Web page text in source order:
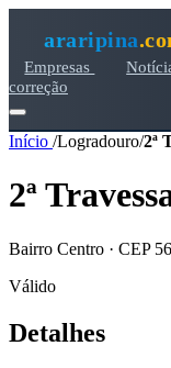
araripina
Empresas
correção
Início /Logradouro/2ª
2ª
Bairro Centro · CEP
Válido
Detalhes